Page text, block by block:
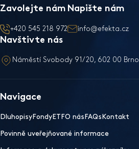
Zavolejte nám
+420 545 218 972
Napište nám
info@efekta.cz
Navštivte nás
Náměstí Svobody 91/20, 602 00 Brno
Navigace
Dluhopisy Fondy ETFO nás FAQs Kontakt
Povinně uveřejňované informace